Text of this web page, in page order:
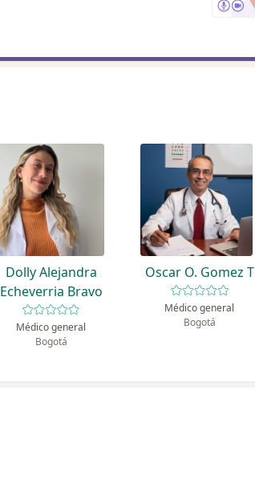
Dolly Alejandra
Echeverria Bravo
Médico general
Bogotá
Oscar O. Gomez T
Médico general
Bogotá